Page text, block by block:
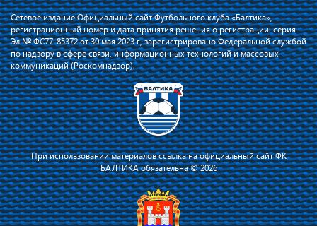
Сетевое издание Официальный сайт Футбольного клуба «Балтика»,
регистрационный номер и дата принятия решения о регистрации: серия
Эл № ФС77-85372 от 30 мая 2023 г, зарегистрировано Федеральной службой
по надзору в сфере связи, информационных технологий и массовых
коммуникаций (Роскомнадзор).
При использовании материалов ссылка на официальный сайт ФК
БАЛТИКА обязательна © 2026